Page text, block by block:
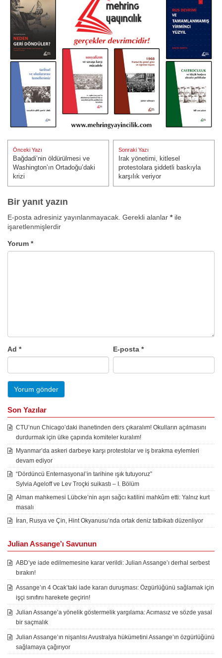
Yazı
gezinmesi
Önceki Yazı
Önceki Yazı:
Bağdadi’nin öldürülmesi ve
Washington’ın Ortadoğu’daki
krizi
Sonraki Yazı
Sonraki Yazı:
Irak yönetimi, kitlesel
protestolara şiddetli baskıyla
karşılık veriyor
Bir yanıt yazın
E-posta adresiniz yayınlanmayacak. Gerekli alanlar *ile
işaretlenmişlerdir
Yorum *
Ad * E-posta*
Son Yazılar
CTU’nun Chicago’daki ihanetinden ders çıkaralım! Okulların açılmasını
durdurmak için ülke çapında komiteler kuralım!
Myanmar’da askeri darbeye karşı protestolar ve iş bırakma eylemleri
devam ediyor
“Dördüncü Enternasyonal’in tarihine ışık tutuyoruz”
Sylvia Ageloff ve Lev Troçki suikastı – I. Bölüm
Alman mahkemesi Lübcke’nin aşırı sağcı katilini mahkûm etti: Yalnız kurt
masalı
İran, Rusya ve Çin, Hint Okyanusu’nda ortak deniz tatbikatı düzenliyor
Julian Assange’ı Savunun
ABD’ye iade edilmemesine karar verildi: Julian Assange’ı derhal serbest
bırakın!
Assange’ın 4 Ocak’taki iade kararı duruşması: Özgürlüğünü sağlamak için
işçi sınıfını harekete geçirin!
Julian Assange’a yönelik göstermelik yargılama: Acımasız ve sözde yasal
bir saçmalık
Julian Assange’ın nişanlısı Avustralya hükümetini Assange’ın özgürlüğünü
sağlamaya çağırıyor